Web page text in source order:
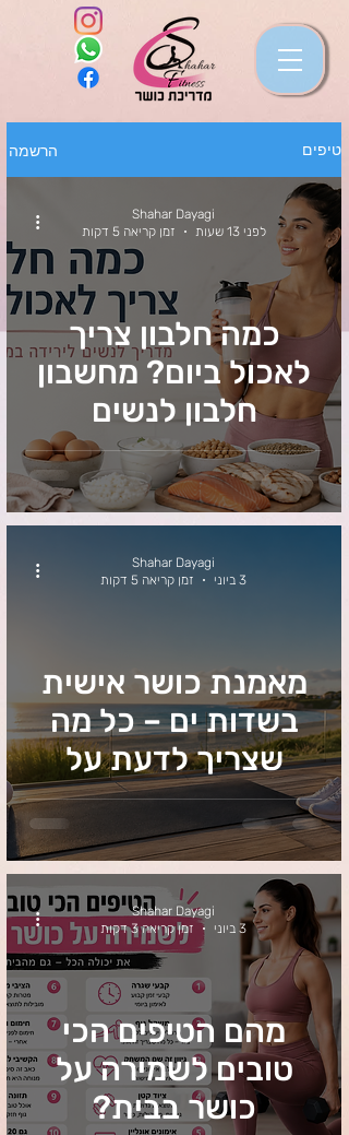
טיפים הרשמה
כמה חלבון צריך
לאכול ביום? מחשבון
חלבון לנשים
Shahar Dayagi
לפני 13 שעות
זמן קריאה 5 דקות
מאמנת כושר אישית
בשדות ים – כל מה
שצריך לדעת על
אימוני כושר, אימונים
אונליין ותוכניות
מותאמות אישית
Shahar Dayagi
3 ביוני
זמן קריאה 5 דקות
מהם הטיפים הכי
טובים לשמירה על
כושר בבית?
Shahar Dayagi
3 ביוני
זמן קריאה 3 דקות